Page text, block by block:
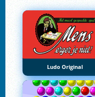
Ludo Original